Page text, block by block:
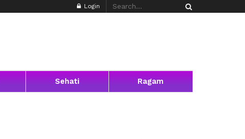
Login
Sehati Ragam